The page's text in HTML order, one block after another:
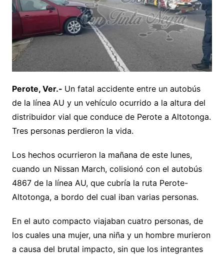
Perote, Ver.- Un fatal accidente entre un autobús
de la línea AU y un vehículo ocurrido a la altura del
distribuidor vial que conduce de Perote a Altotonga.
Tres personas perdieron la vida.
Los hechos ocurrieron la mañana de este lunes,
cuando un Nissan March, colisionó con el autobús
4867 de la línea AU, que cubría la ruta Perote-
Altotonga, a bordo del cual iban varias personas.
En el auto compacto viajaban cuatro personas, de
los cuales una mujer, una niña y un hombre murieron
a causa del brutal impacto, sin que los integrantes